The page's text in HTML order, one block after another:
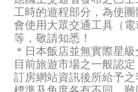
工時的遊程部分，為使
會使用大眾交通工具（電
等，敬請知悉！
＊日本飯店並無實際星
目前旅遊市場之一般認
訂房網站資訊後所給予